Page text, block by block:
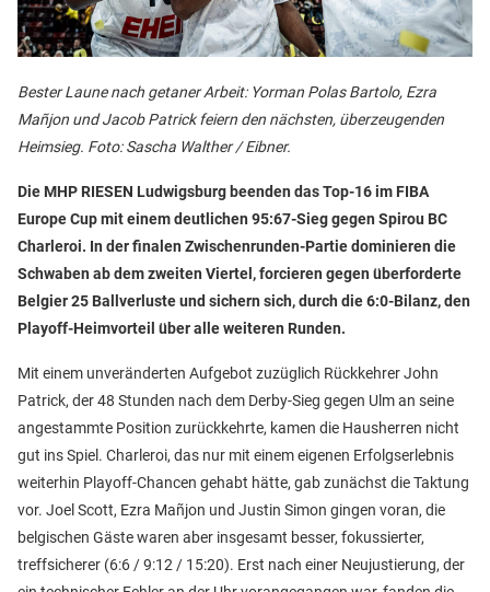
Bester Laune nach getaner Arbeit: Yorman Polas Bartolo, Ezra
Mañjon und Jacob Patrick feiern den nächsten, überzeugenden
Heimsieg. Foto: Sascha Walther / Eibner.
Die MHP RIESEN Ludwigsburg beenden das Top-16 im FIBA
Europe Cup mit einem deutlichen 95:67-Sieg gegen Spirou BC
Charleroi. In der finalen Zwischenrunden-Partie dominieren die
Schwaben ab dem zweiten Viertel, forcieren gegen überforderte
Belgier 25 Ballverluste und sichern sich, durch die 6:0-Bilanz, den
Playoff-Heimvorteil über alle weiteren Runden.
Mit einem unveränderten Aufgebot zuzüglich Rückkehrer John
Patrick, der 48 Stunden nach dem Derby-Sieg gegen Ulm an seine
angestammte Position zurückkehrte, kamen die Hausherren nicht
gut ins Spiel. Charleroi, das nur mit einem eigenen Erfolgserlebnis
weiterhin Playoff-Chancen gehabt hätte, gab zunächst die Taktung
vor. Joel Scott, Ezra Mañjon und Justin Simon gingen voran, die
belgischen Gäste waren aber insgesamt besser, fokussierter,
treffsicherer (6:6 / 9:12 / 15:20). Erst nach einer Neujustierung, der